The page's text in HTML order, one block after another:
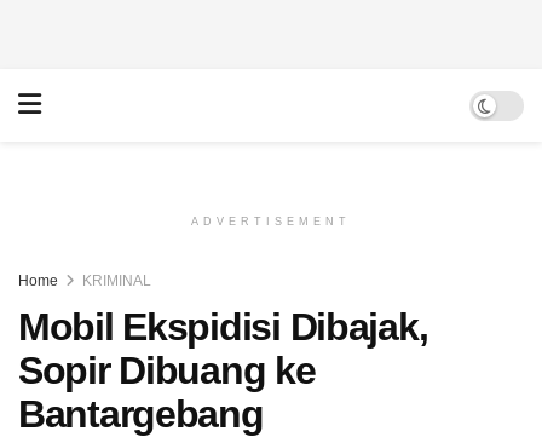
ADVERTISEMENT
Home KRIMINAL
Mobil Ekspidisi Dibajak,
Sopir Dibuang ke
Bantargebang